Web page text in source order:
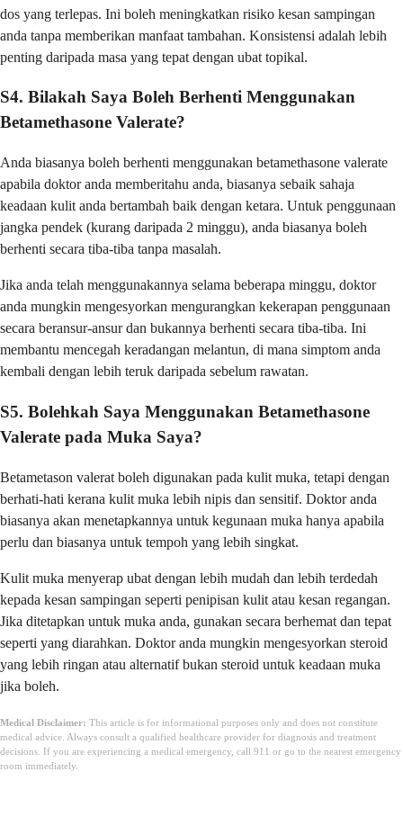
dos yang terlepas. Ini boleh meningkatkan risiko kesan sampingan
anda tanpa memberikan manfaat tambahan. Konsistensi adalah lebih
penting daripada masa yang tepat dengan ubat topikal.
S4. Bilakah Saya Boleh Berhenti Menggunakan
Betamethasone Valerate?
Anda biasanya boleh berhenti menggunakan betamethasone valerate
apabila doktor anda memberitahu anda, biasanya sebaik sahaja
keadaan kulit anda bertambah baik dengan ketara. Untuk penggunaan
jangka pendek (kurang daripada 2 minggu), anda biasanya boleh
berhenti secara tiba-tiba tanpa masalah.
Jika anda telah menggunakannya selama beberapa minggu, doktor
anda mungkin mengesyorkan mengurangkan kekerapan penggunaan
secara beransur-ansur dan bukannya berhenti secara tiba-tiba. Ini
membantu mencegah keradangan melantun, di mana simptom anda
kembali dengan lebih teruk daripada sebelum rawatan.
S5. Bolehkah Saya Menggunakan Betamethasone
Valerate pada Muka Saya?
Betametason valerat boleh digunakan pada kulit muka, tetapi dengan
berhati-hati kerana kulit muka lebih nipis dan sensitif. Doktor anda
biasanya akan menetapkannya untuk kegunaan muka hanya apabila
perlu dan biasanya untuk tempoh yang lebih singkat.
Kulit muka menyerap ubat dengan lebih mudah dan lebih terdedah
kepada kesan sampingan seperti penipisan kulit atau kesan regangan.
Jika ditetapkan untuk muka anda, gunakan secara berhemat dan tepat
seperti yang diarahkan. Doktor anda mungkin mengesyorkan steroid
yang lebih ringan atau alternatif bukan steroid untuk keadaan muka
jika boleh.
Medical Disclaimer: This article is for informational purposes only and does not constitute
medical advice. Always consult a qualified healthcare provider for diagnosis and treatment
decisions. If you are experiencing a medical emergency, call 911 or go to the nearest emergency
room immediately.